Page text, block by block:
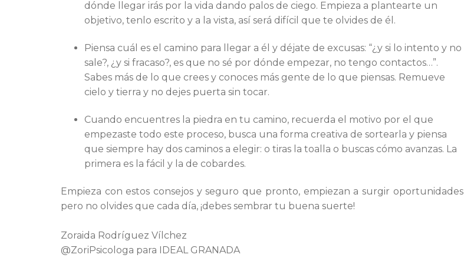
dónde llegar irás por la vida dando palos de ciego. Empieza a plantearte un
objetivo, tenlo escrito y a la vista, así será difícil que te olvides de él.
Piensa cuál es el camino para llegar a él y déjate de excusas: “¿y si lo intento y no
sale?, ¿y si fracaso?, es que no sé por dónde empezar, no tengo contactos…”.
Sabes más de lo que crees y conoces más gente de lo que piensas. Remueve
cielo y tierra y no dejes puerta sin tocar.
Cuando encuentres la piedra en tu camino, recuerda el motivo por el que
empezaste todo este proceso, busca una forma creativa de sortearla y piensa
que siempre hay dos caminos a elegir: o tiras la toalla o buscas cómo avanzas. La
primera es la fácil y la de cobardes.
Empieza con estos consejos y seguro que pronto, empiezan a surgir oportunidades
pero no olvides que cada día, ¡debes sembrar tu buena suerte!
Zoraida Rodríguez Vílchez
@ZoriPsicologa para IDEAL GRANADA